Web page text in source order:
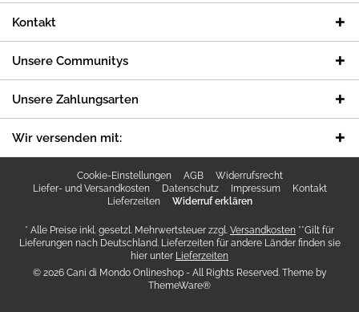
Kontakt
Unsere Communitys
Unsere Zahlungsarten
Wir versenden mit:
Cookie-Einstellungen AGB
Widerrufsrecht
Liefer- und Versandkosten
Datenschutz Impressum
Kontakt
Lieferzeiten
Widerruf erklären
* Alle Preise inkl. gesetzl. Mehrwertsteuer zzgl. Versandkosten **Gilt für
Lieferungen nach Deutschland. Lieferzeiten für andere Länder finden sie
hier unter Lieferzeiten
© 2026 Cani di Mondo Onlineshop - All Rights Reserved. Theme by
ThemeWare®